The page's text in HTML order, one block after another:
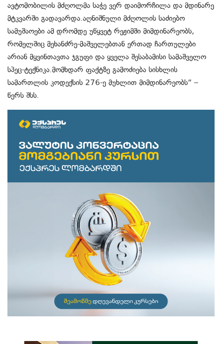
ავტომობილის მძღოლმა საჭე ვერ დაიმორჩილა და მდინარე
მტკვარში გადავარდა.აღნიშნული მძღოლის საძიებო
სამუშაოები ამ დრომდე უწყვეტ რეჟიმში მიმდინარეობს,
რომელშიც მეხანძრე-მაშველებთან ერთად ჩართულები
არიან მყვინთავთა ჯგუფი და ყველა შესაბამისი სამაშველო
სპეც-ტექნიკა.მომხდარ ფაქტზე გამოძიება სისხლის
სამართლის კოდექსის 276-ე მუხლით მიმდინარეობს” –
წერს შსს.